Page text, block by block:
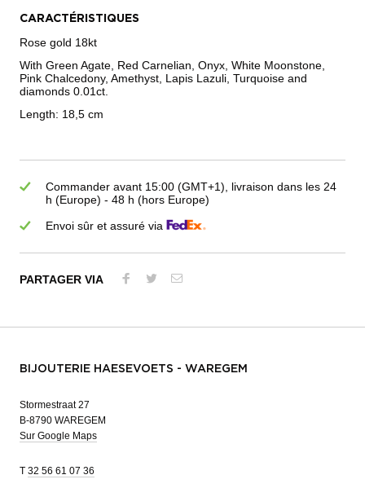
CARACTÉRISTIQUES
Rose gold 18kt
With Green Agate, Red Carnelian, Onyx, White Moonstone,
Pink Chalcedony, Amethyst, Lapis Lazuli, Turquoise and
diamonds 0.01ct.
Length: 18,5 cm
Commander avant 15:00 (GMT+1), livraison dans les 24
h (Europe) - 48 h (hors Europe)
Envoi sûr et assuré via
PARTAGER VIA
BIJOUTERIE HAESEVOETS - WAREGEM
Stormestraat 27
B-8790 WAREGEM
Sur Google Maps
T 32 56 61 07 36